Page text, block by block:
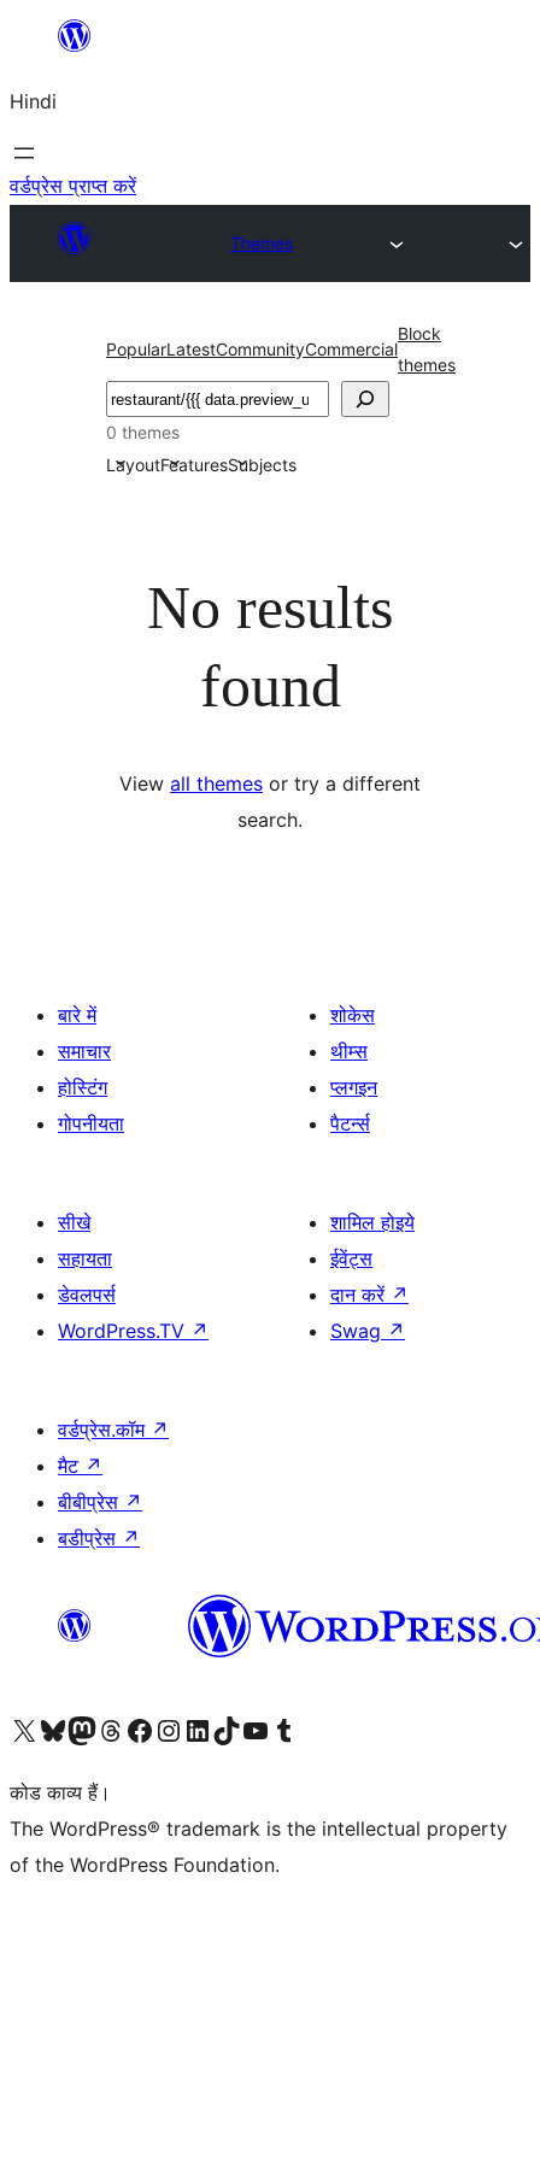
सामग्री
जाएं
Hindi
वर्डप्रेस प्राप्त करें
Themes
PopularLatestCommunityCommercial
Block
themes
खोजें
0 themes
LayoutFeaturesSubjects
No results
found
View all themes or try a different
search.
बारे में
समाचार
होस्टिंग
गोपनीयता
शोकेस
थीम्स
प्लगइन
पैटर्न्स
सीखे
सहायता
डेवलपर्स
WordPress.TV ↗
शामिल होइये
ईवेंट्स
दान करें ↗
Swag ↗
वर्डप्रेस.कॉम ↗
मैट ↗
बीबीप्रेस ↗
बडीप्रेस ↗
Visit our X (formerly Twitter) account
हमारे बलुस्की खाते पर जाएँVisit our Mastodon account
हमारे थ्रेड्स अकाउंट पर जाएंहमारे फेसबुक पेज पर जाएँहमारे इंस्टाग्राम अकाउंट पर जाएंहमारे लिंक्डइन खाते पर जाएँहमारे टिकटॉक खाते पर जाएँहमारे यूट्यूब चैनल पर जाएंहमारे Tumblr खाते पर जाएँ
कोड काव्य हैं।
The WordPress® trademark is the intellectual property
of the WordPress Foundation.